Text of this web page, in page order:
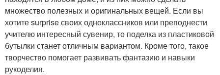
множество полезных и оригинальных вещей. Если вы
хотите surprise своих одноклассников или преподнести
учителю интересный сувенир, то поделка из пластиковой
бутылки станет отличным вариантом. Кроме того, такое
творчество помогает развивать фантазию и навыки
рукоделия.